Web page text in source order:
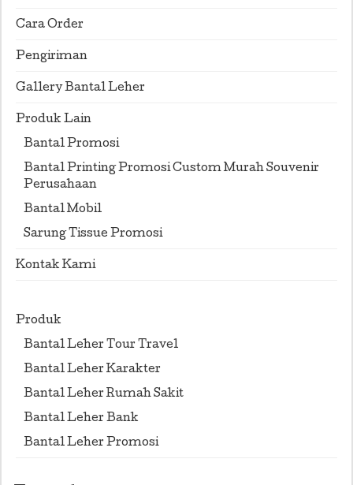
Cara Order
Pengiriman
Gallery Bantal Leher
Produk Lain
Bantal Promosi
Bantal Printing Promosi Custom Murah Souvenir
Perusahaan
Bantal Mobil
Sarung Tissue Promosi
Kontak Kami
Produk
Bantal Leher Tour Travel
Bantal Leher Karakter
Bantal Leher Rumah Sakit
Bantal Leher Bank
Bantal Leher Promosi